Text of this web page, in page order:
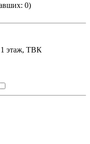
0)
1 этаж, ТВК